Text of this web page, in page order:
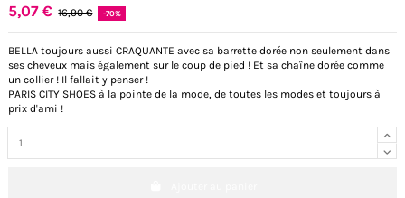
5,07 € 16,90 € -70%
BELLA toujours aussi CRAQUANTE avec sa barrette dorée non seulement dans
ses cheveux mais également sur le coup de pied ! Et sa chaîne dorée comme
un collier ! Il fallait y penser !
PARIS CITY SHOES à la pointe de la mode, de toutes les modes et toujours à
prix d'ami !